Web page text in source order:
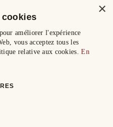
×
améliorer l'expérience
vous acceptez tous les
relative aux cookies.En